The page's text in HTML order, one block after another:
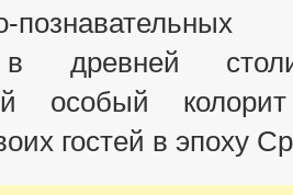
древней
особый
гостей в эпоху